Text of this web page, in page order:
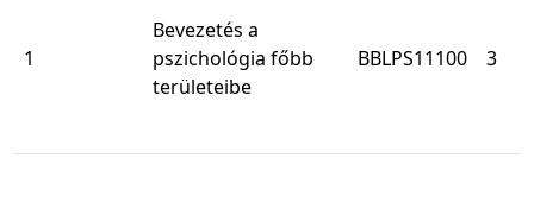
1
Bevezetés a
pszichológia főbb
területeibe
BBLPS11100 3